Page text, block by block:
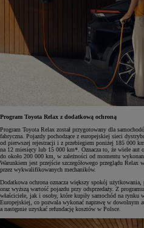
Program Toyota Relax z dodatkową ochroną
Program Toyota Relax został przygotowany dla
fabryczna. Pojazdy pochodzące z europejskiej sieci
od pierwszej rejestracji i z przebiegiem poniżej 185 000
na 12 miesięcy lub 15 000 km*. Oznacza to, że wiele aut
do około 200 000 km, w zależności od momentu
Warunkiem jest przejście szczegółowego przeglądu
przez wykwalifikowanych mechaników.
Dodatkowa ochrona oznacza większy spokój
oraz wyższą wartość pojazdu przy odsprzedaży. Z
właściciele, jak i osoby, które kupiły samochód na rynku
Europejskiej, co pozwala wykonać naprawę w dowolnym
a następnie uzyskać refundację kosztów w Polsce.